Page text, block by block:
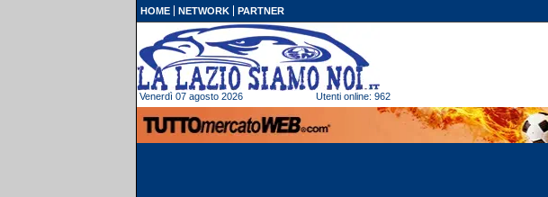
HOME NETWORK PARTNER
Venerdì 07 agosto 2026 Utenti online: 962